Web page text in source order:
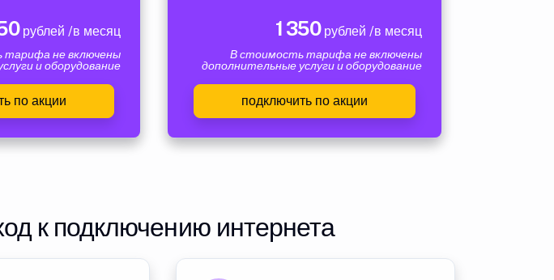
рублей /в месяц
тарифа не включены
и оборудование
по акции
1 350рублей /в месяц
В стоимость тарифа не включены
дополнительные услуги и оборудование
подключить по акции
к подключению интернета